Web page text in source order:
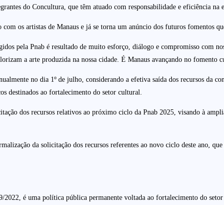
do Concultura, que têm atuado com responsabilidade e eficiência na
os artistas de Manaus e já se torna um anúncio dos futuros fomentos
pela Pnab é resultado de muito esforço, diálogo e compromisso com
a arte produzida na nossa cidade. É Manaus avançando no
no dia 1º de julho, considerando a efetiva saída dos recursos da
destinados ao fortalecimento do setor cultural.
dos recursos relativos ao próximo ciclo da Pnab 2025, visando à
da solicitação dos recursos referentes ao novo ciclo deste ano,
é uma política pública permanente voltada ao fortalecimento do